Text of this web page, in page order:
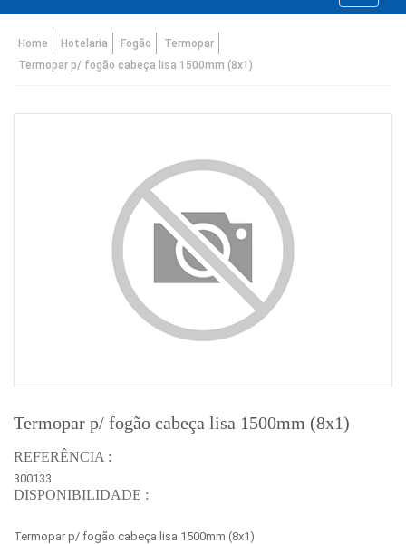
Home Hotelaria Fogão
Termopar
Termopar p/ fogão cabeça lisa 1500mm (8x1)
Termopar p/ fogão cabeça lisa 1500mm (8x1)
REFERÊNCIA :
300133
DISPONIBILIDADE :
Termopar p/ fogão cabeça lisa 1500mm (8x1)